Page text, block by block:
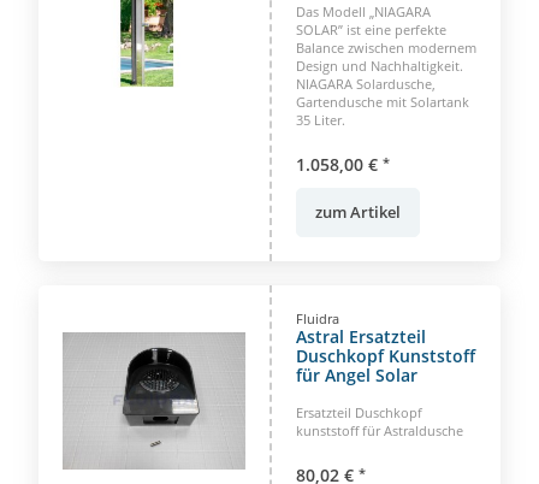
Das Modell „NIAGARA
SOLAR” ist eine perfekte
Balance zwischen modernem
Design und Nachhaltigkeit.
NIAGARA Solardusche,
Gartendusche mit Solartank
35 Liter.
1.058,00 € *
zum Artikel
Fluidra
Astral Ersatzteil
Duschkopf Kunststoff
für Angel Solar
Ersatzteil Duschkopf
kunststoff für Astraldusche
80,02 € *